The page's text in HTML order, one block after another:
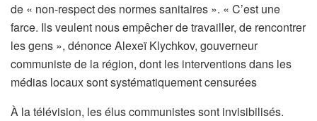
de « non-respect des normes sanitaires ». « C’est une
farce. Ils veulent nous empêcher de travailler, de rencontrer
les gens », dénonce Alexeï Klychkov, gouverneur
communiste de la région, dont les interventions dans les
médias locaux sont systématiquement censurées
À la télévision, les élus communistes sont invisibilisés.